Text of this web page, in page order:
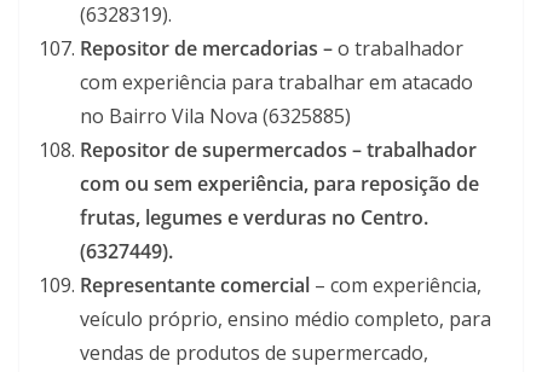
(6328319).
Repositor de mercadorias –o trabalhador
com experiência para trabalhar em atacado
no Bairro Vila Nova (6325885)
Repositor de supermercados – trabalhador
com ou sem experiência, para reposição de
frutas, legumes e verduras no Centro.
(6327449).
Representante comercial – com experiência,
veículo próprio, ensino médio completo, para
vendas de produtos de supermercado,